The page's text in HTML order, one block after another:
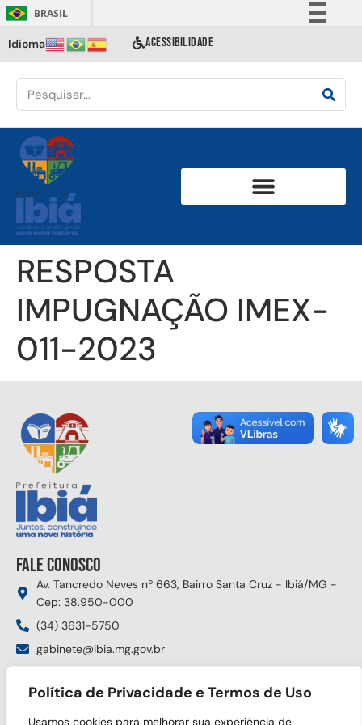
Política de Privacidade e Termos de Uso
Usamos cookies para melhorar sua experiência de
BRASIL
Comunica BR
Acesso à informação
Idioma ACESSIBILIDADE
RESPOSTA
IMPUGNAÇÃO IMEX-
011-2023
Fale conosco
Av. Tancredo Neves nº 663, Bairro Santa Cruz - Ibiá/MG -
Cep: 38.950-000
(34) 3631-5750
gabinete@ibia.mg.gov.br